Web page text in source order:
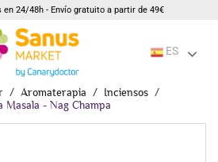
en 24/48h - Envío gratuito a partir de 49€
ES
Aromaterapia
Inciensos
Masala - Nag Champa